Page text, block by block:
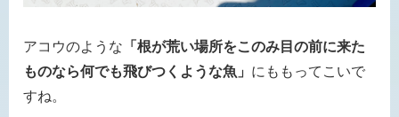
アコウのような 「根が荒い場所をこのみ目の前に来た
ものなら何でも飛びつくような魚」 にももってこいで
すね。